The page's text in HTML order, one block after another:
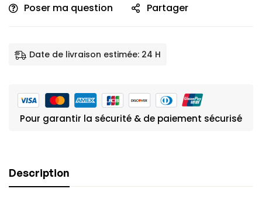
Poser ma question Partager
Date de livraison estimée: 24 H
Pour garantir la sécurité & de paiement sécurisé
Description